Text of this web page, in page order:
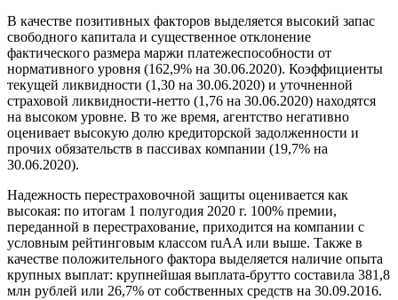
В качестве позитивных факторов выделяется высокий запас
свободного капитала и существенное отклонение
фактического размера маржи платежеспособности от
нормативного уровня (162,9% на 30.06.2020). Коэффициенты
текущей ликвидности (1,30 на 30.06.2020) и уточненной
страховой ликвидности-нетто (1,76 на 30.06.2020) находятся
на высоком уровне. В то же время, агентство негативно
оценивает высокую долю кредиторской задолженности и
прочих обязательств в пассивах компании (19,7% на
30.06.2020).
Надежность перестраховочной защиты оценивается как
высокая: по итогам 1 полугодия 2020 г. 100% премии,
переданной в перестрахование, приходится на компании с
условным рейтинговым классом ruAA или выше. Также в
качестве положительного фактора выделяется наличие опыта
крупных выплат: крупнейшая выплата-брутто составила 381,8
млн рублей или 26,7% от собственных средств на 30.09.2016.